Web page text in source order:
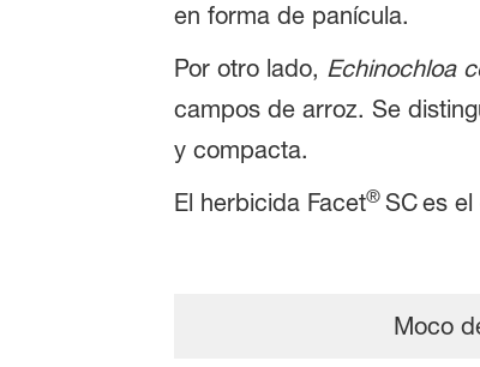
en forma de panícula.
Por otro lado, Echinochloa
campos de arroz. Se
y compacta.
El herbicida Facet® SCes el
Moco